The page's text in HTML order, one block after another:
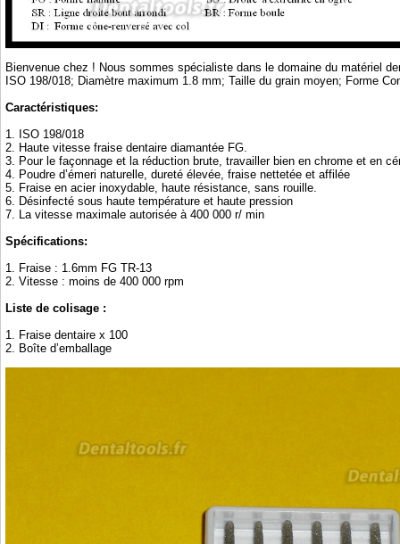
Bienvenue chez ! Nous sommes spécialiste dans le domaine du matériel
ISO 198/018; Diamètre maximum 1.8 mm; Taille du grain moyen; Forme
Caractéristiques:
1. ISO 198/018
2. Haute vitesse fraise dentaire diamantée FG.
3. Pour le façonnage et la réduction brute, travailler bien en chrome et en
4. Poudre d’émeri naturelle, dureté élevée, fraise nettetée et affilée
5. Fraise en acier inoxydable, haute résistance, sans rouille.
6. Désinfecté sous haute température et haute pression
7. La vitesse maximale autorisée à 400 000 r/ min
Spécifications:
1. Fraise : 1.6mm FG TR-13
2. Vitesse : moins de 400 000 rpm
Liste de colisage :
1. Fraise dentaire x 100
2. Boîte d’emballage